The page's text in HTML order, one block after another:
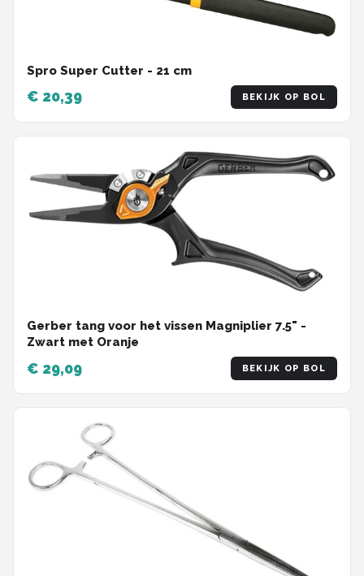
Spro Super Cutter - 21 cm
€ 20,39 BEKIJK OP BOL
Gerber tang voor het vissen Magniplier 7.5" -
Zwart met Oranje
€ 29,09 BEKIJK OP BOL